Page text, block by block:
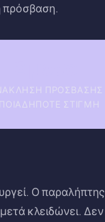
πρόσβαση.
ΠΡΌΣΒΑΣΗΣ
ΣΤΙΓΜΉ
Ο παραλήπτης
κλειδώνει. Δεν